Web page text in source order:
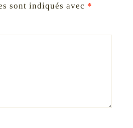
sont indiqués avec *